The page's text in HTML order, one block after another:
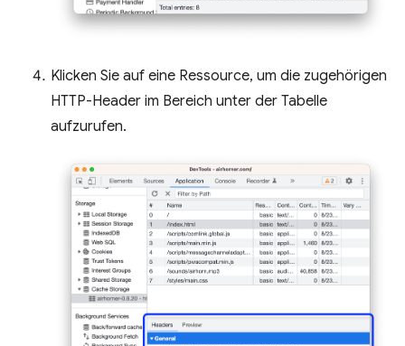
Klicken Sie auf eine Ressource, um die zugehörigen
HTTP-Header im Bereich unter der Tabelle
aufzurufen.